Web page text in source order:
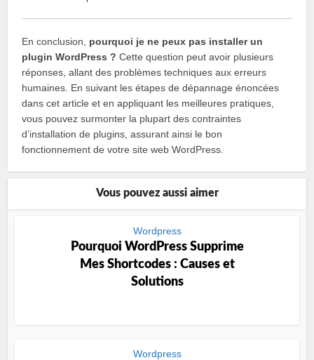
En conclusion, pourquoi je ne peux pas installer un
plugin WordPress ? Cette question peut avoir plusieurs
réponses, allant des problèmes techniques aux erreurs
humaines. En suivant les étapes de dépannage énoncées
dans cet article et en appliquant les meilleures pratiques,
vous pouvez surmonter la plupart des contraintes
d’installation de plugins, assurant ainsi le bon
fonctionnement de votre site web WordPress.
Vous pouvez aussi aimer
Wordpress
Pourquoi WordPress Supprime
Mes Shortcodes : Causes et
Solutions
Wordpress